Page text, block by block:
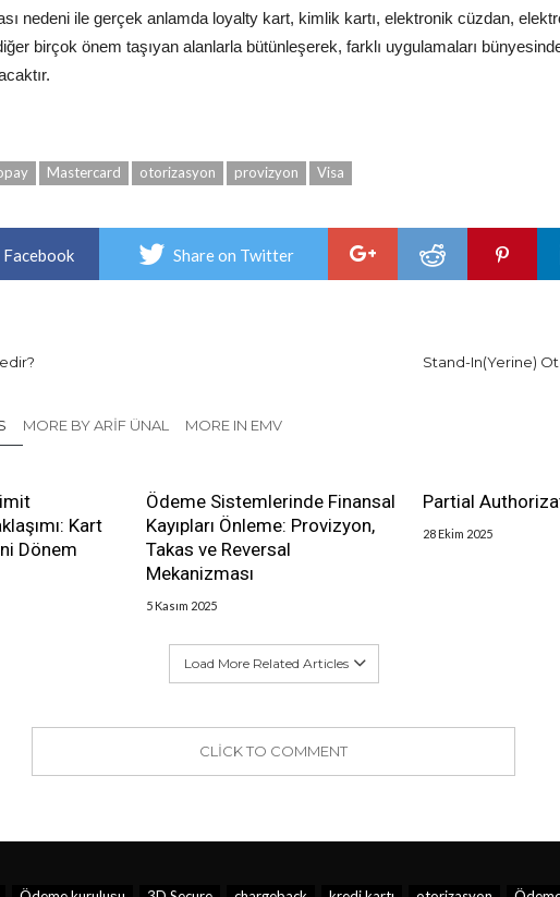
nedeni ile gerçek anlamda loyalty kart, kimlik kartı, elektronik cüzdan,
birçok önem taşıyan alanlarla bütünleşerek, farklı uygulamaları
Mastercard otorizasyon provizyon Visa
Facebook Share on Twitter
Stand-In(Yerine)
MORE BY ARIF ÜNAL MORE IN EMV
Kart
Dönem
Ödeme Sistemlerinde Finansal
Kayıpları Önleme: Provizyon,
Takas ve Reversal
Mekanizması
5 Kasım 2025
Partial
28 Ekim 2025
Load More Related Articles
CLICK TO COMMENT